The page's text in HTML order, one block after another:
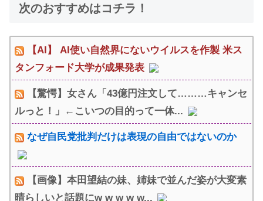
次のおすすめはコチラ！
【AI】 AI使い自然界にないウイルスを作製 米ス
タンフォード大学が成果発表
【驚愕】女さん「43億円注文して………キャンセ
ルっと！」←こいつの目的って一体...
なぜ自民党批判だけは表現の自由ではないのか
【画像】本田望結の妹、姉妹で並んだ姿が大変素
晴らしいと話題にw w w w w...